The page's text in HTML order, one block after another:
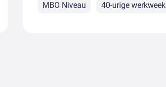
MBO Niveau 40-urige werkweek